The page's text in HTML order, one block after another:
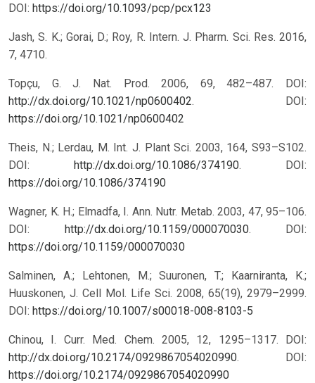
DOI: https://doi.org/10.1093/pcp/pcx123
Jash, S. K.; Gorai, D.; Roy, R. Intern. J. Pharm. Sci. Res. 2016,
7, 4710.
Topçu, G. J. Nat. Prod. 2006, 69, 482–487. DOI:
http://dx.doi.org/10.1021/np0600402. DOI:
https://doi.org/10.1021/np0600402
Theis, N.; Lerdau, M. Int. J. Plant Sci. 2003, 164, S93–S102.
DOI: http://dx.doi.org/10.1086/374190. DOI:
https://doi.org/10.1086/374190
Wagner, K. H.; Elmadfa, I. Ann. Nutr. Metab. 2003, 47, 95–106.
DOI: http://dx.doi.org/10.1159/000070030. DOI:
https://doi.org/10.1159/000070030
Salminen, A.; Lehtonen, M.; Suuronen, T.; Kaarniranta, K.;
Huuskonen, J. Cell Mol. Life Sci. 2008, 65(19), 2979–2999.
DOI: https://doi.org/10.1007/s00018-008-8103-5
Chinou, I. Curr. Med. Chem. 2005, 12, 1295–1317. DOI:
http://dx.doi.org/10.2174/0929867054020990. DOI:
https://doi.org/10.2174/0929867054020990